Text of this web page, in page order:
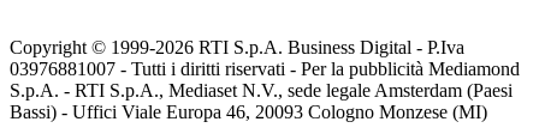
Copyright © 1999-2026 RTI S.p.A. Business Digital - P.Iva
03976881007 - Tutti i diritti riservati - Per la pubblicità Mediamond
S.p.A. - RTI S.p.A., Mediaset N.V., sede legale Amsterdam (Paesi
Bassi) - Uffici Viale Europa 46, 20093 Cologno Monzese (MI)